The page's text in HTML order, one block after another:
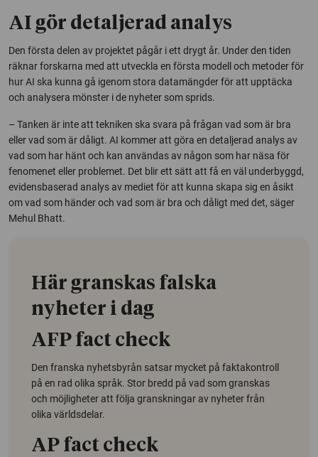
AI gör detaljerad analys
Den första delen av projektet pågår i ett drygt år. Under den tiden
räknar forskarna med att utveckla en första modell och metoder för
hur AI ska kunna gå igenom stora datamängder för att upptäcka
och analysera mönster i de nyheter som sprids.
– Tanken är inte att tekniken ska svara på frågan vad som är bra
eller vad som är dåligt. AI kommer att göra en detaljerad analys av
vad som har hänt och kan användas av någon som har näsa för
fenomenet eller problemet. Det blir ett sätt att få en väl underbyggd,
evidensbaserad analys av mediet för att kunna skapa sig en åsikt
om vad som händer och vad som är bra och dåligt med det, säger
Mehul Bhatt.
Här granskas falska
nyheter i dag
AFP fact check
Den franska nyhetsbyrån satsar mycket på faktakontroll
på en rad olika språk. Stor bredd på vad som granskas
och möjligheter att följa granskningar av nyheter från
olika världsdelar.
AP fact check